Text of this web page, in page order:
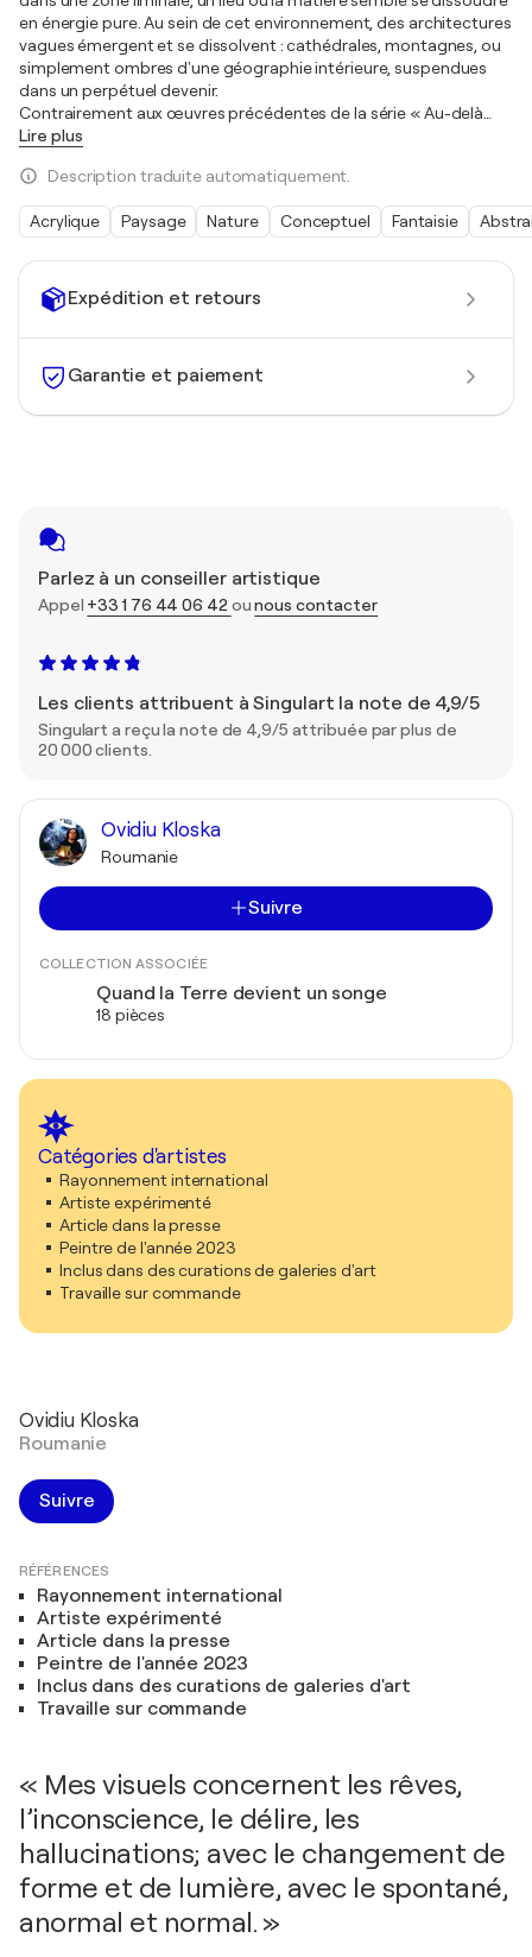
Expédition et retours
Garantie et paiement
Parlez à un conseiller artistique
Appel +33 1 76 44 06 42 ounous contacter
Les clients attribuent à Singulart la note de 4,9/5
Singulart a reçu la note de 4,9/5 attribuée par plus de
20 000 clients.
Ovidiu Kloska
Roumanie
Suivre
COLLECTION ASSOCIÉE
Quand la Terre devient un songe
18 pièces
Catégories d'artistes
Rayonnement international
Artiste expérimenté
Article dans la presse
Peintre de l'année 2023
Inclus dans des curations de galeries d'art
Travaille sur commande
en énergie pure. Au sein de cet environnement, des architectures
vagues émergent et se dissolvent : cathédrales, montagnes, ou
simplement ombres d'une géographie intérieure, suspendues
dans un perpétuel devenir.
Contrairement aux œuvres précédentes de la série « Au-delà
Lire plus
Description traduite automatiquement.
Acrylique Paysage Nature Conceptuel Fantaisie
Ovidiu Kloska
Roumanie
Suivre
RÉFÉRENCES
Rayonnement international
Artiste expérimenté
Article dans la presse
Peintre de l'année 2023
Inclus dans des curations de galeries d'art
Travaille sur commande
« Mes visuels concernent les rêves,
l’inconscience, le délire, les
hallucinations; avec le changement de
forme et de lumière, avec le spontané,
anormal et normal. »